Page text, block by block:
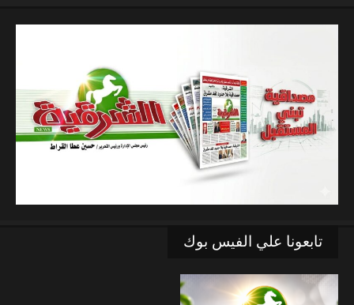
تابعونا علي الفيس بوك